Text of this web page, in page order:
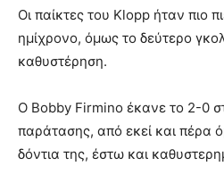
Οι παίκτες του Klopp ήταν πιο
ημίχρονο, όμως το δεύτερο
καθυστέρηση.
Ο Bobby Firmino έκανε το 2-0
παράτασης, από εκεί και πέρα
δόντια της, έστω και